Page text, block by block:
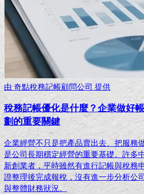
由 奇點稅務記帳顧問公司提供
稅務記帳優化是什麼？企業做好
劃的重要關鍵
企業經營不只是把產品賣出去、把服務
是公司長期穩定經營的重要基礎。許多
新創業者，平時雖然有進行記帳與稅務
證整理後完成報稅，沒有進一步分析公
與整體財務狀況。